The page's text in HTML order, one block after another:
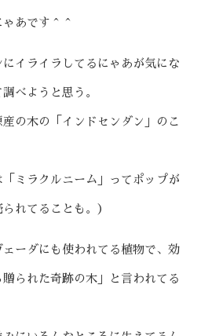
あです＾＾
イライラしてるにゃあが気にな
べようと思う。
産の木の「インドセンダン」のこ
「ミラクルニーム」ってポップが
れてることも。）
ーダにも使われてる植物で、効
られた奇跡の木」と言われてる